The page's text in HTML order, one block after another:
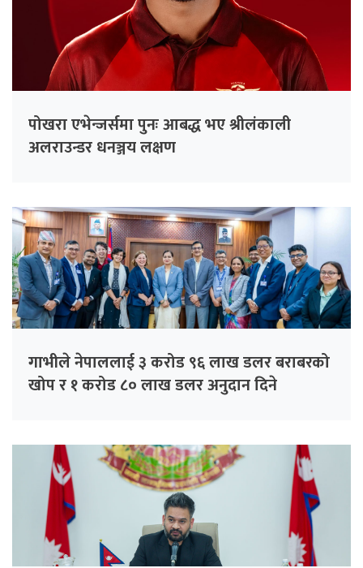
पोखरा एभेन्जर्समा पुनः आबद्ध भए श्रीलंकाली
अलराउन्डर धनञ्जय लक्षण
गाभीले नेपाललाई ३ करोड ९६ लाख डलर बराबरको
खोप र १ करोड ८० लाख डलर अनुदान दिने